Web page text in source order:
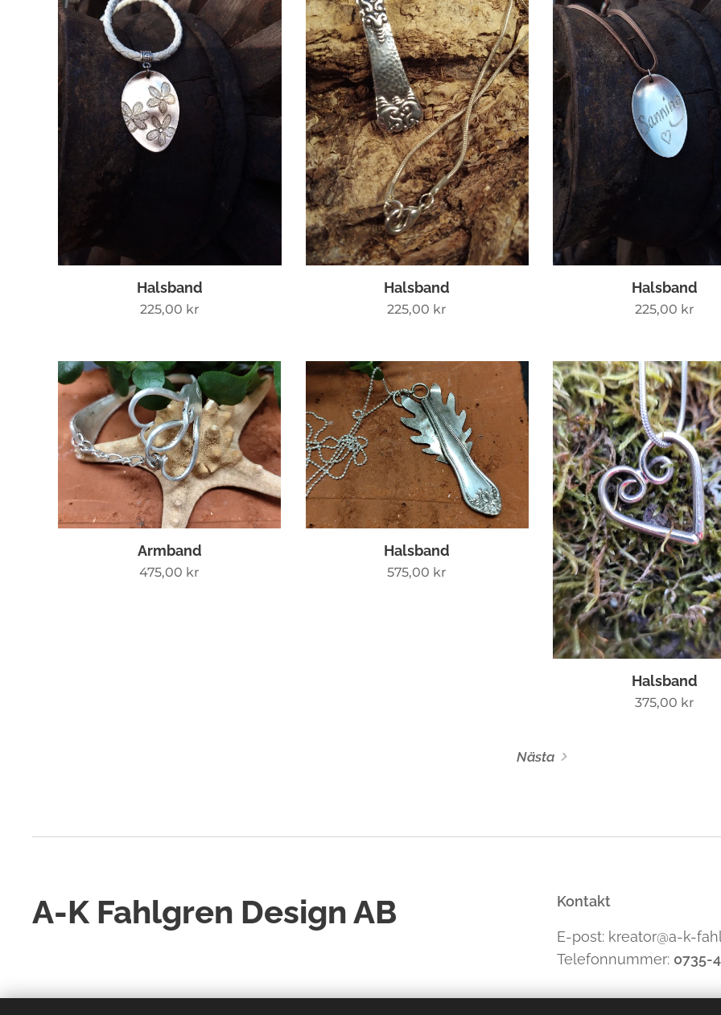
Halsband
225,00 kr
Halsband
225,00 kr
Halsband
225,00 kr
Armband
475,00 kr
Halsband
575,00 kr
Halsband
375,00 kr
Nästa
A-K Fahlgren Design AB Kontakt
E-post: kreator@a-k-
Telefonnummer: 0735-